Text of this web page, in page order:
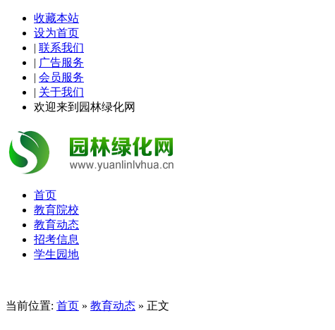
收藏本站
设为首页
| 联系我们
| 广告服务
| 会员服务
| 关于我们
欢迎来到园林绿化网
首页
教育院校
教育动态
招考信息
学生园地
当前位置: 首页 » 教育动态 » 正文